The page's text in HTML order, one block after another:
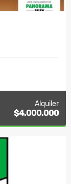
Alquiler
$4.000.000